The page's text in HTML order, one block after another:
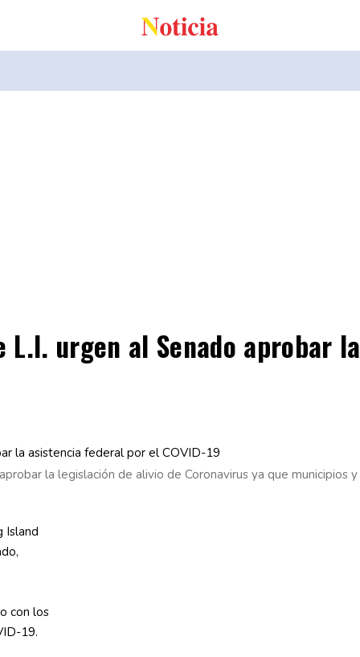
urgen al Senado aprobar
la legislación de alivio de Coronavirus ya que municipios
Island
con los
19.